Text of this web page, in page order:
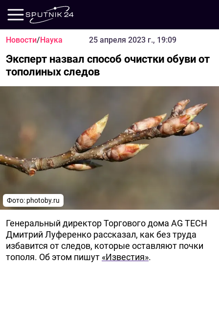
Новости/Наука 25 апреля 2023 г., 19:09
Эксперт назвал способ очистки обуви от
тополиных следов
Фото: photoby.ru
Генеральный директор Торгового дома AG TECH
Дмитрий Луференко рассказал, как без труда
избавится от следов, которые оставляют почки
тополя. Об этом пишут «Известия».